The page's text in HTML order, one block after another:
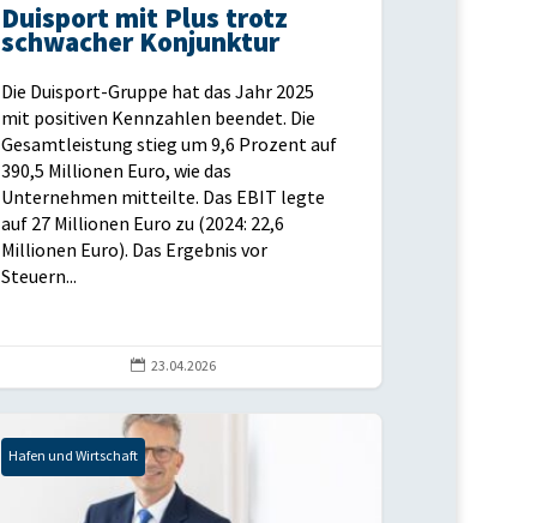
Duisport mit Plus trotz
schwacher Konjunktur
Die Duisport-Gruppe hat das Jahr 2025
mit positiven Kennzahlen beendet. Die
Gesamtleistung stieg um 9,6 Prozent auf
390,5 Millionen Euro, wie das
Unternehmen mitteilte. Das EBIT legte
auf 27 Millionen Euro zu (2024: 22,6
Millionen Euro). Das Ergebnis vor
Steuern...
 23.04.2026
Hafen und Wirtschaft